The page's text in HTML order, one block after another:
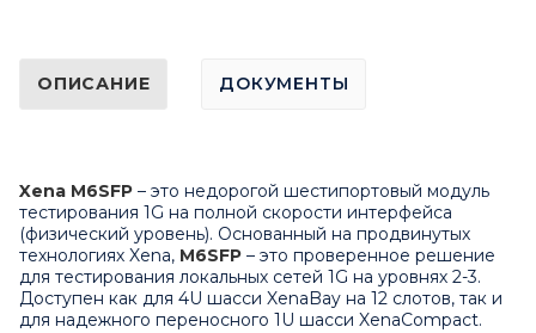
ОПИСАНИЕ ДОКУМЕНТЫ
Xena M6SFP – это недорогой шестипортовый модуль
тестирования 1G на полной скорости интерфейса
(физический уровень). Основанный на продвинутых
технологиях Xena, M6SFP – это проверенное решение
для тестирования локальных сетей 1G на уровнях 2-3.
Доступен как для 4U шасси XenaBay на 12 слотов, так и
для надежного переносного 1U шасси XenaCompact.